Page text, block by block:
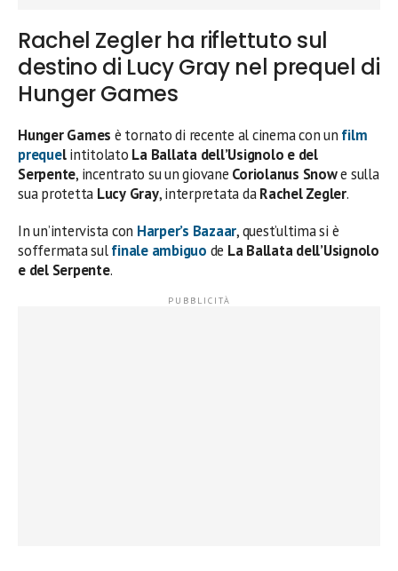
Rachel Zegler ha riflettuto sul
destino di Lucy Gray nel prequel di
Hunger Games
Hunger Games è tornato di recente al cinema con un film
prequelintitolato La Ballata dell’Usignolo e del
Serpente, incentrato su un giovane Coriolanus Snowe sulla
sua protetta Lucy Gray, interpretata daRachelZegler.
In un’intervista con Harper’s Bazaar, quest’ultima si è
soffermata sulfinale ambiguo de La Ballata dell’Usignolo
e del Serpente.